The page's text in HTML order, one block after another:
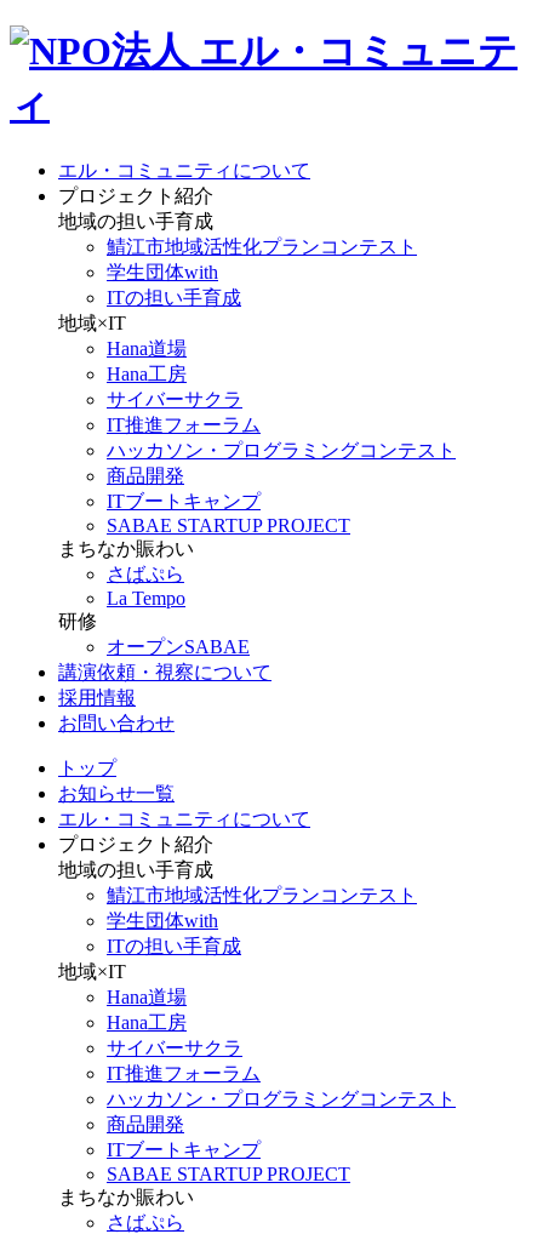
エル・コミュニティについて
プロジェクト紹介
地域の担い手育成
鯖江市地域活性化プランコンテスト
学生団体with
ITの担い手育成
地域×IT
Hana道場
Hana工房
サイバーサクラ
IT推進フォーラム
ハッカソン・プログラミングコンテスト
商品開発
ITブートキャンプ
SABAE STARTUP PROJECT
まちなか賑わい
さばぷら
La Tempo
研修
オープンSABAE
講演依頼・視察について
採用情報
お問い合わせ
トップ
お知らせ一覧
エル・コミュニティについて
プロジェクト紹介
地域の担い手育成
鯖江市地域活性化プランコンテスト
学生団体with
ITの担い手育成
地域×IT
Hana道場
Hana工房
サイバーサクラ
IT推進フォーラム
ハッカソン・プログラミングコンテスト
商品開発
ITブートキャンプ
SABAE STARTUP PROJECT
まちなか賑わい
さばぷら